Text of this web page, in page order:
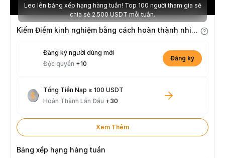
Leo lên bảng xếp hạng hàng tuần! Top 100 người tham gia sẽ
chia sẻ 2.500 USDT mỗi tuần.
Kiếm Điểm kinh nghiệm bằng cách hoàn thành nhiệm vụ
Đăng ký người dùng mới
Độc quyền +10
Đăng ký
Tổng Tiền Nạp ≥ 100 USDT
Hoàn Thành Lần Đầu +30
Xem Thêm
Bảng xếp hạng hàng tuần